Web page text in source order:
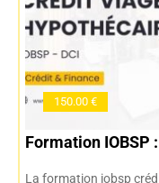
150.00 €
Formation
La formation iobsp